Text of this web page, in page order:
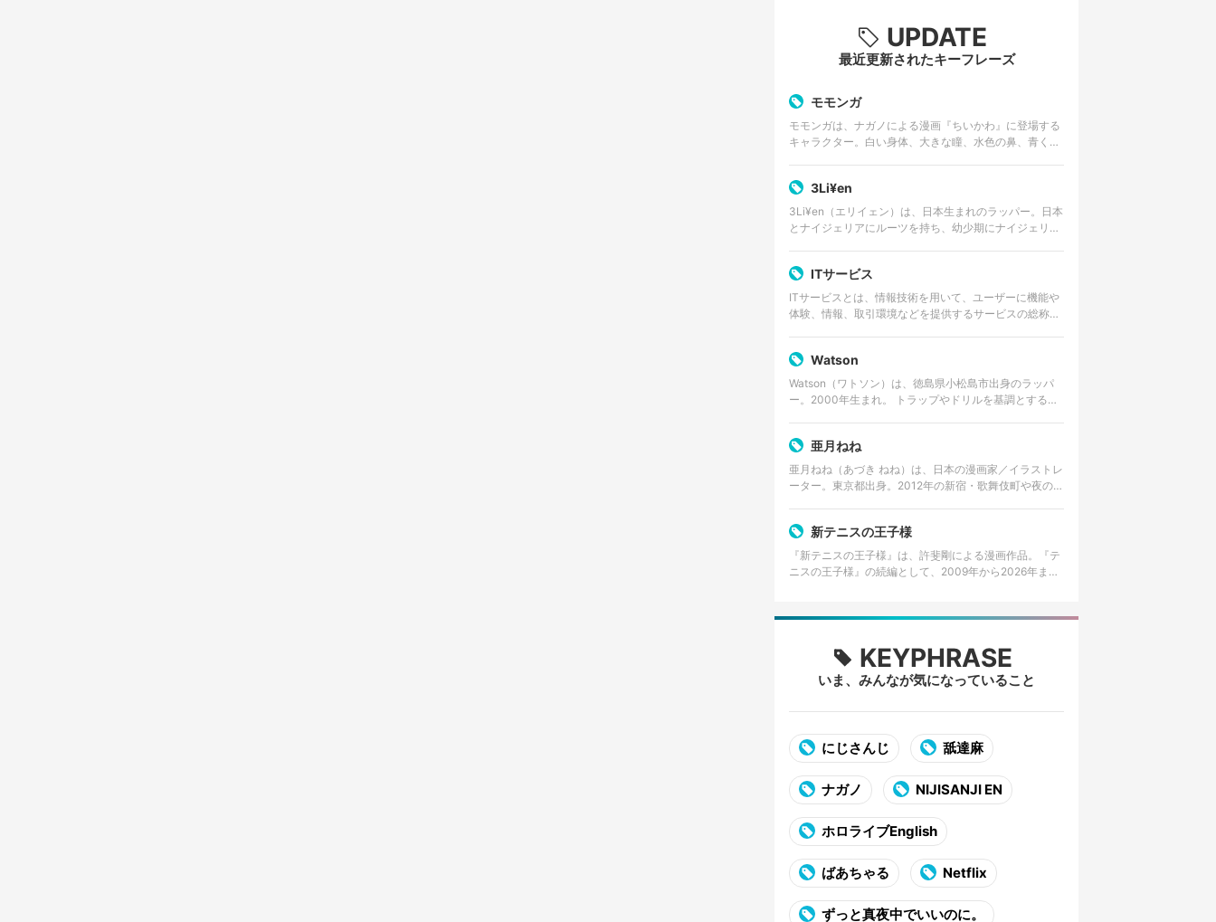
UPDATE
最近更新されたキーフレーズ
モモンガ
モモンガは、ナガノによる漫画『ちいかわ』に登場する
キャラクター。白い身体、大きな瞳、水色の鼻、青くふ
3Li¥en
3Li¥en（エリイェン）は、日本生まれのラッパー。日本
とナイジェリアにルーツを持ち、幼少期にナイジェリ
ITサービス
ITサービスとは、情報技術を用いて、ユーザーに機能や
体験、情報、取引環境などを提供するサービスの総称。
Watson
Watson（ワトソン）は、徳島県小松島市出身のラッパ
ー。2000年生まれ。 トラップやドリルを基調とするビ
亜月ねね
亜月ねね（あづき ねね）は、日本の漫画家／イラストレ
ーター。東京都出身。2012年の新宿・歌舞伎町や夜の世
新テニスの王子様
『新テニスの王子様』は、許斐剛による漫画作品。『テ
ニスの王子様』の続編として、2009年から2026年まで
KEYPHRASE
いま、みんなが気になっていること
にじさんじ 舐達麻
ナガノ NIJISANJI EN
ホロライブEnglish
ばあちゃる Netflix
ずっと真夜中でいいのに。